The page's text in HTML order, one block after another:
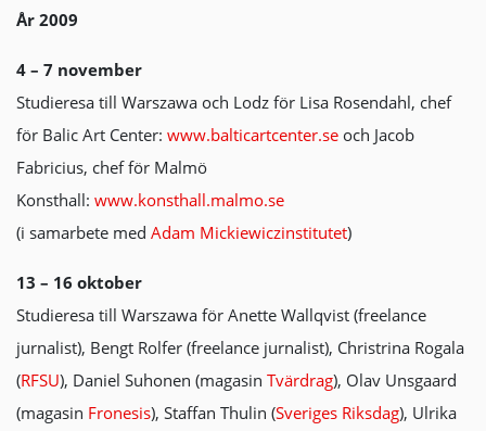
År 2009
4 – 7 november
Studieresa till Warszawa och Lodz för Lisa Rosendahl, chef
för Balic Art Center: www.balticartcenter.se och Jacob
Fabricius, chef för Malmö
Konsthall: www.konsthall.malmo.se
(i samarbete med Adam Mickiewiczinstitutet)
13 – 16 oktober
Studieresa till Warszawa för Anette Wallqvist (freelance
jurnalist), Bengt Rolfer (freelance jurnalist), Christrina Rogala
(RFSU), Daniel Suhonen (magasin Tvärdrag), Olav Unsgaard
(magasin Fronesis), Staffan Thulin (Sveriges Riksdag), Ulrika